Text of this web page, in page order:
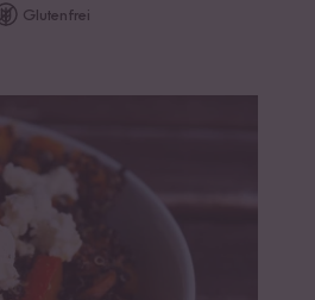
Glutenfrei